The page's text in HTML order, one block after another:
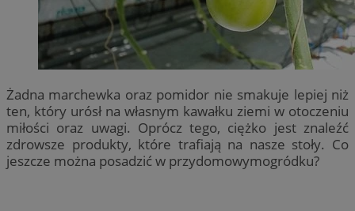
Żadna marchewka oraz pomidor nie smakuje lepiej niż
ten, który urósł na własnym kawałku ziemi w otoczeniu
miłości oraz uwagi. Oprócz tego, ciężko jest znaleźć
zdrowsze produkty, które trafiają na nasze stoły. Co
jeszcze można posadzić w przydomowymogródku?